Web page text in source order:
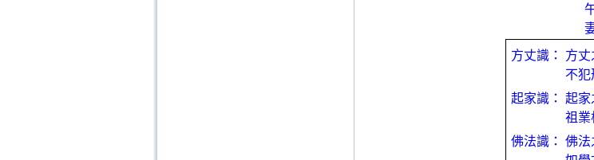
方丈識：
方
不
起家識： 起
祖
佛法識： 佛